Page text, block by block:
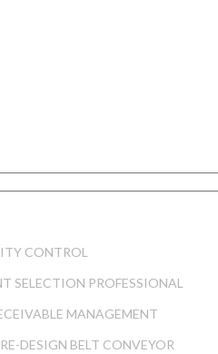
CONTROL
SELECTION PROFESSIONAL
MANAGEMENT
DESIGN BELT CONVEYOR